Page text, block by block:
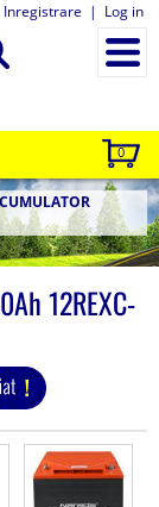
Inregistrare | Log in
0
12REXC-